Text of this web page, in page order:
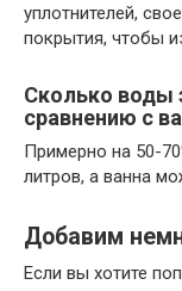
уплотнителей,
покрытия, чтобы
Сколько воды
сравнению с
Примерно на 50-
литров, а ванна
Добавим
Если вы хотите